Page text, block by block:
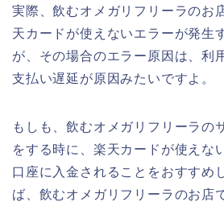
実際、飲むオメガリフリーラのお
天カードが使えないエラーが発生
が、その場合のエラー原因は、利
支払い遅延が原因みたいですよ。
もしも、飲むオメガリフリーラの
をする時に、楽天カードが使えな
口座に入金されることをおすすめ
ば、飲むオメガリフリーラのお店